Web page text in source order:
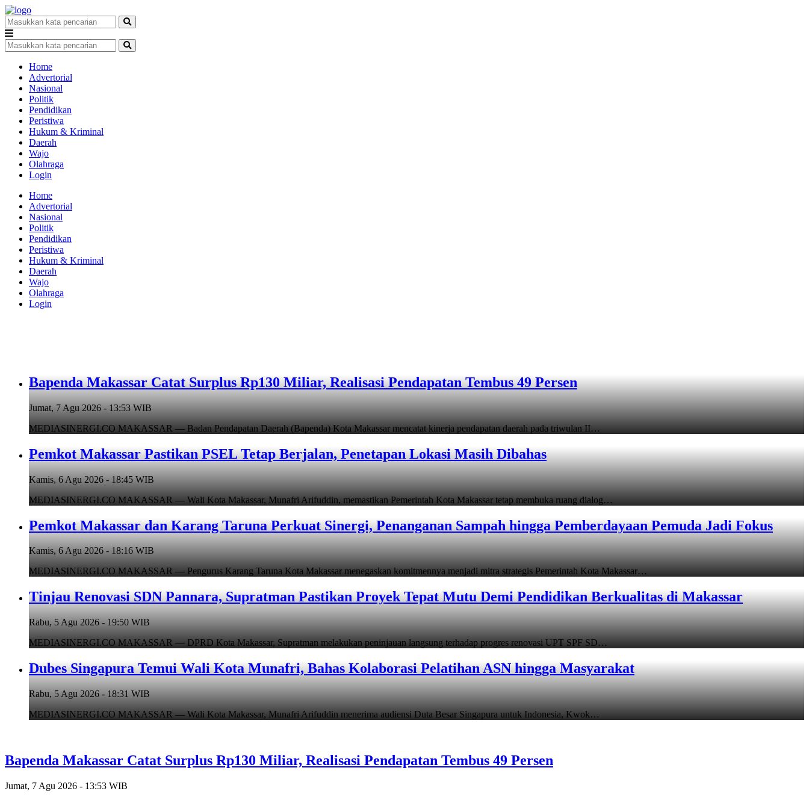
Home
Advertorial
Nasional
Politik
Pendidikan
Peristiwa
Hukum & Kriminal
Daerah
Wajo
Olahraga
Login
Home
Advertorial
Nasional
Politik
Pendidikan
Peristiwa
Hukum & Kriminal
Daerah
Wajo
Olahraga
Login
Bapenda Makassar Catat Surplus Rp130 Miliar, Realisasi Pendapatan Tembus 49 Persen
Jumat, 7 Agu 2026 - 13:53 WIB
MEDIASINERGI.CO MAKASSAR — Badan Pendapatan Daerah (Bapenda) Kota Makassar mencatat kinerja pendapatan daerah pada triwulan II…
Pemkot Makassar Pastikan PSEL Tetap Berjalan, Penetapan Lokasi Masih Dibahas
Kamis, 6 Agu 2026 - 18:45 WIB
MEDIASINERGI.CO MAKASSAR — Wali Kota Makassar, Munafri Arifuddin, memastikan Pemerintah Kota Makassar tetap membuka ruang dialog…
Pemkot Makassar dan Karang Taruna Perkuat Sinergi, Penanganan Sampah hingga Pemberdayaan Pemuda Jadi Fokus
Kamis, 6 Agu 2026 - 18:16 WIB
MEDIASINERGI.CO MAKASSAR — Pengurus Karang Taruna Kota Makassar menegaskan komitmennya menjadi mitra strategis Pemerintah Kota Makassar…
Tinjau Renovasi SDN Pannara, Supratman Pastikan Proyek Tepat Mutu Demi Pendidikan Berkualitas di Makassar
Rabu, 5 Agu 2026 - 19:50 WIB
MEDIASINERGI.CO MAKASSAR — DPRD Kota Makassar, Supratman melakukan peninjauan langsung terhadap progres renovasi UPT SPF SD…
Dubes Singapura Temui Wali Kota Munafri, Bahas Kolaborasi Pelatihan ASN hingga Masyarakat
Rabu, 5 Agu 2026 - 18:31 WIB
MEDIASINERGI.CO MAKASSAR — Wali Kota Makassar, Munafri Arifuddin menerima audiensi Duta Besar Singapura untuk Indonesia, Kwok…
Bapenda Makassar Catat Surplus Rp130 Miliar, Realisasi Pendapatan Tembus 49 Persen
Jumat, 7 Agu 2026 - 13:53 WIB